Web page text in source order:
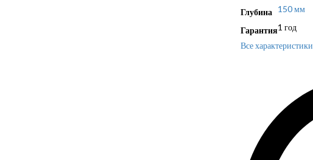
Глубина 150 мм
Гарантия1 год
Все характеристики